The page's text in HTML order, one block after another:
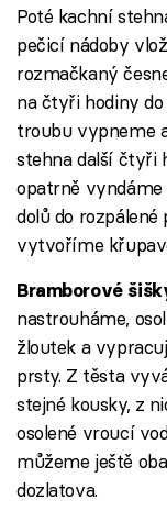
Poté kachní
pečicí nádoby
rozmačkaný
na čtyři hodiny
troubu vypneme
stehna další čtyři
opatrně
dolů do
vytvoříme
Bramborové
nastrouháme,
žloutek a
prsty. Z těsta
stejné kousky, z
osolené vroucí
můžeme ještě
dozlatova.